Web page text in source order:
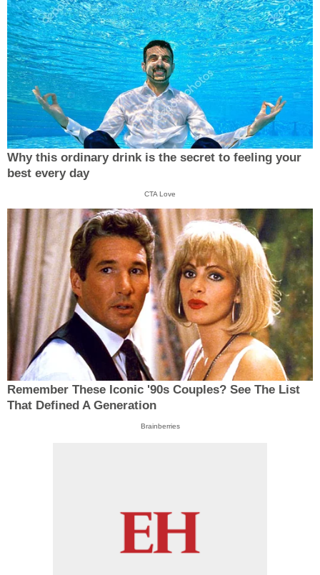
Why this ordinary drink is the secret to feeling your
best every day
CTA Love
Remember These Iconic '90s Couples? See The List
That Defined A Generation
Brainberries